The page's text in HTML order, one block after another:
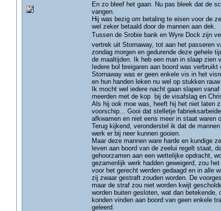
En zo bleef het gaan. Nu pas bleek dat de
vangen.
Hij was bezig om betaling te eisen voor de
wel zeker betaald door de mannen aan dek.
Tussen de Srobie bank en Wyre Dock zijn
vertrek uit Stornaway, tot aan het passeren
zondag morgen en gedurende deze gehele
de maaltijden. Ik heb een man in slaap zien
Iedere bol breigaren aan boord was
Stornaway was er geen enkele vis in het
en hun handen leken nu wel op stukken
Ik mocht wel iedere nacht gaan slapen
meerden met de kop bij de visafslag en
Als hij ook moe was, heeft hij het niet laten
voorschip... Gooi dat stelletje
afkwamen en niet eens meer in staat waren
Terug kijkend, veronderstel ik dat de
werk er bij neer kunnen gooien.
Maar deze mannen ware harde en kundige
leven aan boord van de zeelui regelt staat,
gehoorzamen aan een wettelijke opdracht,
gezamenlijk werk hadden geweigerd, zou
voor het gerecht werden gedaagd en in alle
zij zwaar gestraft zouden worden. De
maar de straf zou niet worden kwijt
worden buiten gesloten, wat dan
konden vinden aan boord van geen enkele
geleerd.